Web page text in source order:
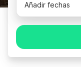
Añadir fechas